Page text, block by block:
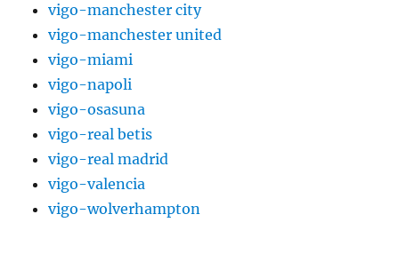
vigo-manchester city
vigo-manchester united
vigo-miami
vigo-napoli
vigo-osasuna
vigo-real betis
vigo-real madrid
vigo-valencia
vigo-wolverhampton